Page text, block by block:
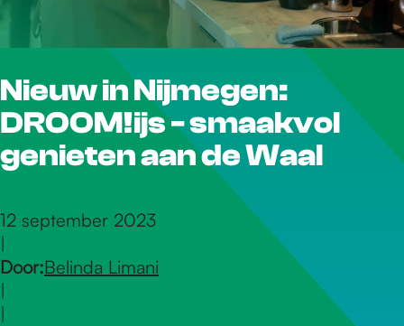
r
d
e
Nieuw in Nijmegen:
DROOM!ijs - smaakvol
genieten aan de Waal
12 september 2023
|
Door:Belinda Limani
|
|